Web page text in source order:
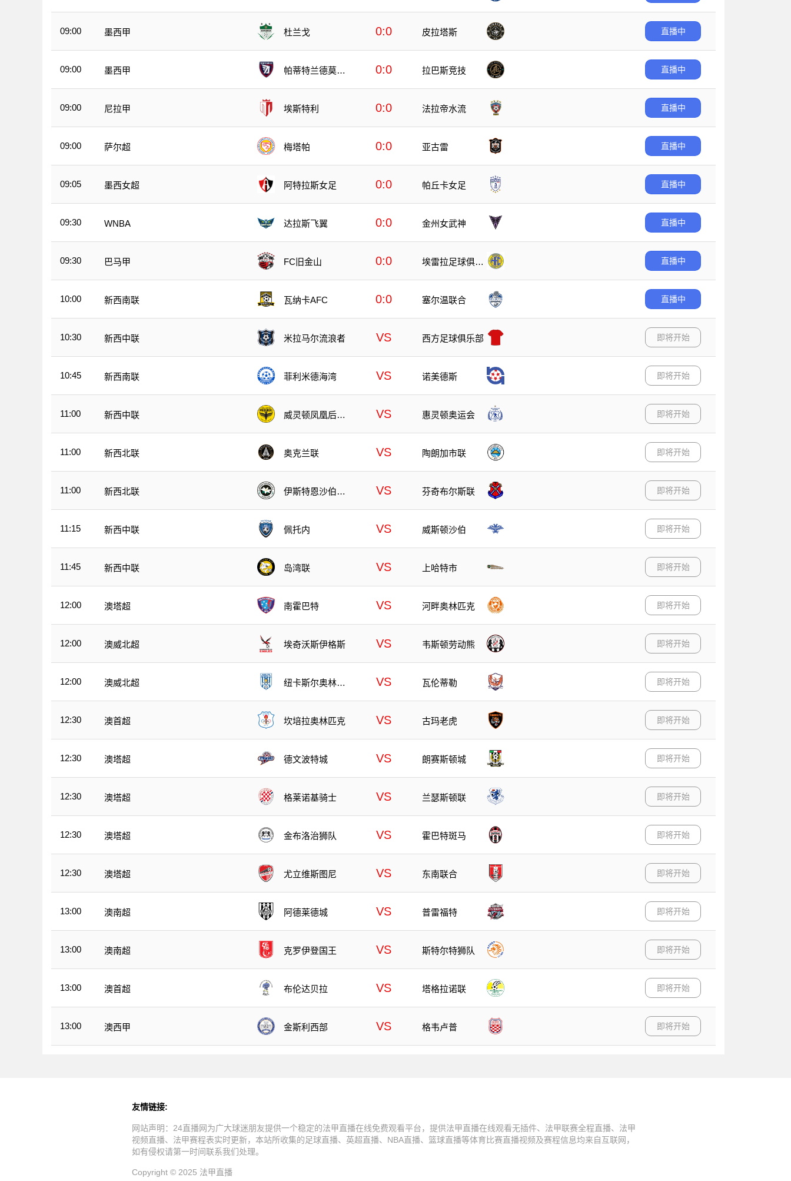
09:00 墨西甲 杜兰戈 0:0 皮拉塔斯 直播中
09:00 墨西甲
帕蒂特兰德莫雷
0:0 拉巴斯竞技 直播中
09:00 尼拉甲 埃斯特利 0:0 法拉帝水流 直播中
09:00 萨尔超 梅塔帕 0:0 亚古雷 直播中
09:05 墨西女超 阿特拉斯女足 0:0 帕丘卡女足 直播中
09:30 WNBA 达拉斯飞翼 0:0 金州女武神 直播中
09:30 巴马甲 FC旧金山 0:0
埃雷拉足球俱乐
直播中
10:00 新西南联 瓦纳卡AFC 0:0 塞尔温联合 直播中
10:30 新西中联 米拉马尔流浪者 VS 西方足球俱乐部 即将开始
10:45 新西南联 菲利米德海湾 VS 诺美德斯 即将开始
11:00 新西中联
威灵顿凤凰后备
VS 惠灵顿奥运会 即将开始
11:00 新西北联 奥克兰联 VS 陶朗加市联 即将开始
11:00 新西北联
伊斯特恩沙伯奥
VS 芬奇布尔斯联 即将开始
11:15 新西中联 佩托内 VS 威斯顿沙伯 即将开始
11:45 新西中联 岛湾联 VS 上哈特市 即将开始
12:00 澳塔超 南霍巴特 VS 河畔奥林匹克 即将开始
12:00 澳威北超 埃奇沃斯伊格斯 VS 韦斯顿劳动熊 即将开始
12:00 澳威北超
纽卡斯尔奥林匹
VS 瓦伦蒂勒 即将开始
12:30 澳首超 坎培拉奥林匹克 VS 古玛老虎 即将开始
12:30 澳塔超 德文波特城 VS 朗赛斯顿城 即将开始
12:30 澳塔超 格莱诺基骑士 VS 兰瑟斯顿联 即将开始
12:30 澳塔超 金布洛治狮队 VS 霍巴特斑马 即将开始
12:30 澳塔超 尤立维斯图尼 VS 东南联合 即将开始
13:00 澳南超 阿德莱德城 VS 普雷福特 即将开始
13:00 澳南超 克罗伊登国王 VS 斯特尔特狮队 即将开始
13:00 澳首超 布伦达贝拉 VS 塔格拉诺联 即将开始
13:00 澳西甲 金斯利西部 VS 格韦卢普 即将开始
友情链接:
网站声明：24直播网为广大球迷朋友提供一个稳定的法甲直播在线免费观看平台，提供法甲直播在线观看无插件、法甲联赛全程直播、法甲
视频直播、法甲赛程表实时更新，本站所收集的足球直播、英超直播、NBA直播、篮球直播等体育比赛直播视频及赛程信息均来自互联网，
如有侵权请第一时间联系我们处理。
Copyright © 2025 法甲直播